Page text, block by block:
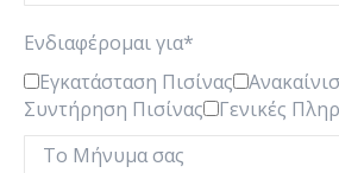
Ενδιαφέρομαι για*
Εγκατάσταση Πισίνας
Συντήρηση Πισίνας
Γενικές